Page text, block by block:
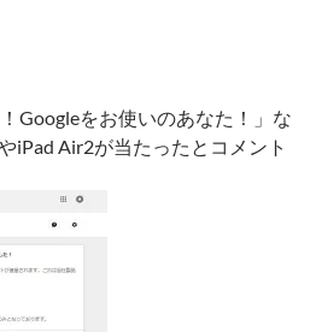
Googleをお使いのあなた！」な
iPad Air2が当たったとコメント